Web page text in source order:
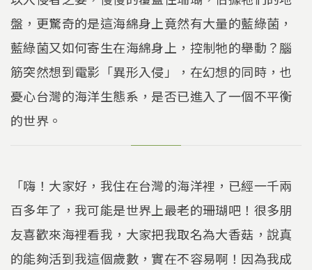
盤，更驚奇的是這海綿身上竟然有大量的藍綠菌，
藍綠菌又如何寄生在海綿身上，控制牠的舉動？腦
筋突然想到電影「異形入侵」，在幻想的同時，也
憂心台灣的海洋生態系，是否已進入了一個不平衡
的世界。
「嗨！大家好，我住在台灣的海洋裡，已經一千兩
百多年了，我可能是世界上最老的珊瑚吧！很多朋
友喜歡來海裡看我，大家把我取名為大香菇，說真
的能夠活到我這個歲數，實在不容易啊！因為我成